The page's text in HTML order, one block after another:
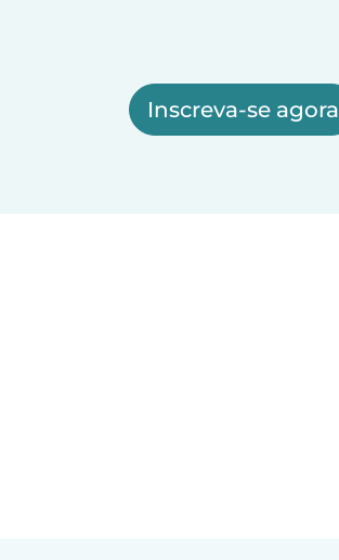
Inscreva-se agora